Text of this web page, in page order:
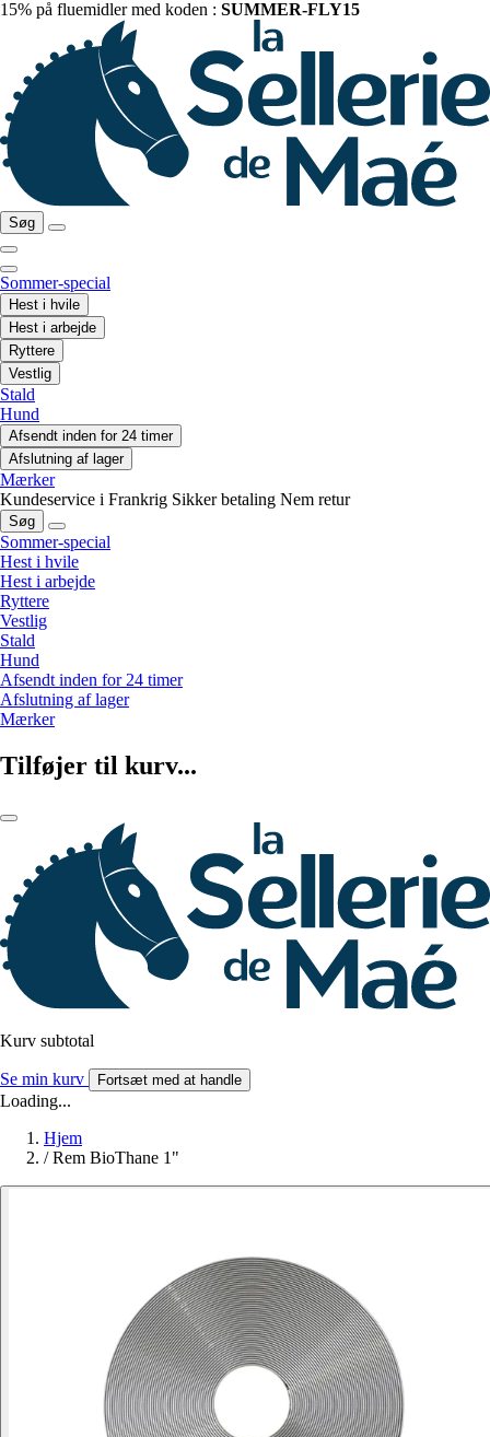
15% på fluemidler med koden : SUMMER-FLY15
Søg
Sommer-special
Hest i hvile
Hest i arbejde
Ryttere
Vestlig
Stald
Hund
Afsendt inden for 24 timer
Afslutning af lager
Mærker
Kundeservice i Frankrig Sikker betaling Nem retur
Søg
Sommer-special
Hest i hvile
Hest i arbejde
Ryttere
Vestlig
Stald
Hund
Afsendt inden for 24 timer
Afslutning af lager
Mærker
Tilføjer til kurv...
Kurv subtotal
Se min kurv Fortsæt med at handle
Loading...
Hjem
/ Rem BioThane 1"